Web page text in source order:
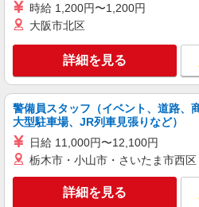
株式会社パソナ・東京キャリアセンタ
時給1880円 月
基づき交通費支給
東京都千代田区
水駅）
キープ
派遣社員
株式会社パソナ・東京キャリアセンタ
経理
時給 1,200円〜1,200円
大阪市北区
詳細を見る
警備員スタッフ（イベント、道路、
大型駐車場、JR列車見張りなど）
日給 11,000円〜12,100円
栃木市・小山市・さいたま市西
詳細を見る